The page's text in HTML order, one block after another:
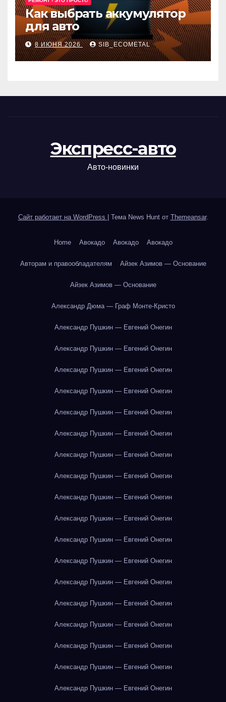
Как выбрать аккумулятор
для авто
8 ИЮНЯ 2026 SIB_ECOMETAL
Экспресс-авто
Авто-новинки
Сайт работает на WordPress Тема News Hunt от Themeansar.
Home Авокадо Авокадо Авокадо
Авторам и правообладателям Айзек Азимов — Основание
Айзек Азимов — Основание
Александр Дюма — Граф Монте-Кристо
Александр Пушкин — Евгений Онегин
Александр Пушкин — Евгений Онегин
Александр Пушкин — Евгений Онегин
Александр Пушкин — Евгений Онегин
Александр Пушкин — Евгений Онегин
Александр Пушкин — Евгений Онегин
Александр Пушкин — Евгений Онегин
Александр Пушкин — Евгений Онегин
Александр Пушкин — Евгений Онегин
Александр Пушкин — Евгений Онегин
Александр Пушкин — Евгений Онегин
Александр Пушкин — Евгений Онегин
Александр Пушкин — Евгений Онегин
Александр Пушкин — Евгений Онегин
Александр Пушкин — Евгений Онегин
Александр Пушкин — Евгений Онегин
Александр Пушкин — Евгений Онегин
Александр Пушкин — Евгений Онегин